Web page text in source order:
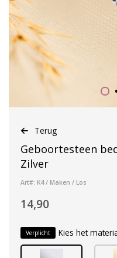
Terug
Geboortesteen
Zilver
Art#: K4 / Maken / Los
14,90
Verplicht Kies het